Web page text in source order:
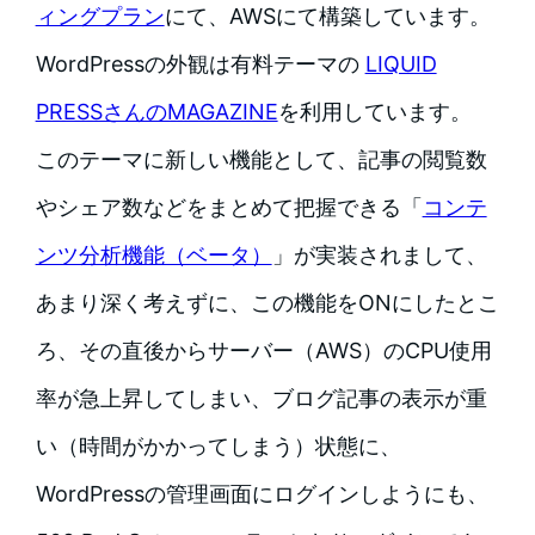
ィングプランにて、AWSにて構築しています。
WordPressの外観は有料テーマの LIQUID
PRESSさんのMAGAZINEを利用しています。
このテーマに新しい機能として、記事の閲覧数
やシェア数などをまとめて把握できる「 コンテ
ンツ分析機能（ベータ）
」が実装されまして、
あまり深く考えずに、この機能をONにしたとこ
ろ、その直後からサーバー（AWS）のCPU使用
率が急上昇してしまい、ブログ記事の表示が重
い（時間がかかってしまう）状態に、
WordPressの管理画面にログインしようにも、